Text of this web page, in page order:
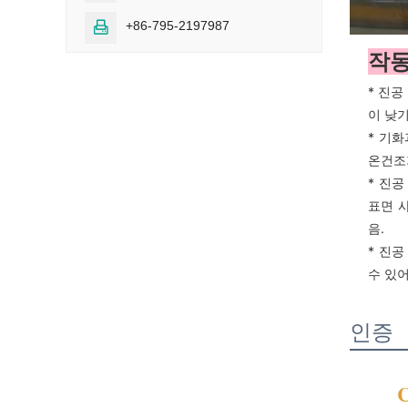
작
* 진공
이 낮
* 기화
온건
* 진공
표면
음.
* 진공
수 있
인증
 +86-795-2197987